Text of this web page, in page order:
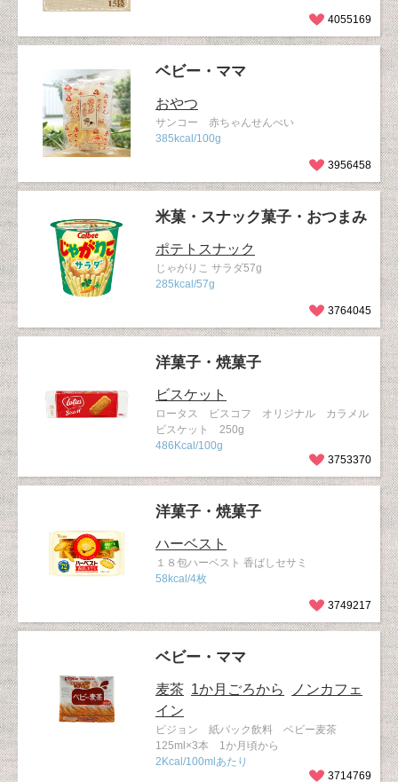
4055169
ベビー・ママ
おやつ
サンコー 赤ちゃんせんべい
385kcal/100g
3956458
米菓・スナック菓子・おつまみ
ポテトスナック
じゃがりこ サラダ57g
285kcal/57g
3764045
洋菓子・焼菓子
ビスケット
ロータス ビスコフ オリジナル カラメル
ビスケット 250g
486Kcal/100g
3753370
洋菓子・焼菓子
ハーベスト
１８包ハーベスト 香ばしセサミ
58kcal/4枚
3749217
ベビー・ママ
麦茶 1か月ごろから
ノンカフェ
イン
ピジョン 紙パック飲料 ベビー麦茶
125ml×3本 1か月頃から
2Kcal/100mlあたり
3714769